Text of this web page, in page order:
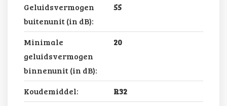
Geluidsvermogen
buitenunit (in dB):
55
Minimale
geluidsvermogen
binnenunit (in dB):
20
Koudemiddel:
R32